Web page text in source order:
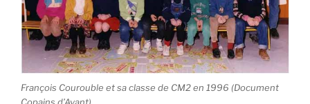
François Courouble et sa classe de CM2 en 1996 (Document